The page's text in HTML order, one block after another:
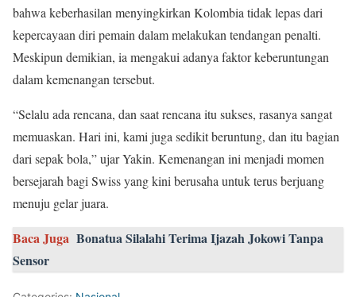
bahwa keberhasilan menyingkirkan Kolombia tidak lepas dari
kepercayaan diri pemain dalam melakukan tendangan penalti.
Meskipun demikian, ia mengakui adanya faktor keberuntungan
dalam kemenangan tersebut.
“Selalu ada rencana, dan saat rencana itu sukses, rasanya sangat
memuaskan. Hari ini, kami juga sedikit beruntung, dan itu bagian
dari sepak bola,” ujar Yakin. Kemenangan ini menjadi momen
bersejarah bagi Swiss yang kini berusaha untuk terus berjuang
menuju gelar juara.
Baca Juga Bonatua Silalahi Terima Ijazah Jokowi Tanpa
Sensor